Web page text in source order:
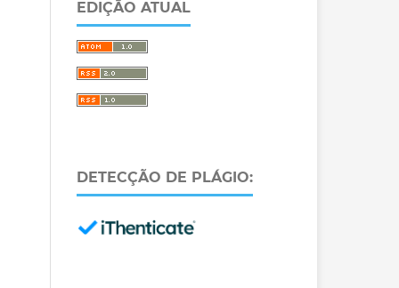
EDIÇÃO ATUAL
DETECÇÃO DE PLÁGIO: